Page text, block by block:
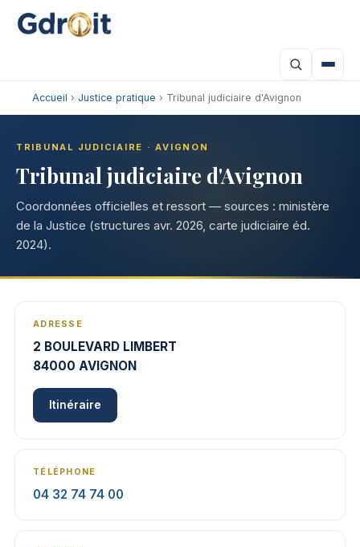
Accueil › Justice pratique › Tribunal judiciaire d'Avignon
TRIBUNAL JUDICIAIRE · AVIGNON
Tribunal judiciaire d'Avignon
Coordonnées officielles et ressort — sources : ministère
de la Justice (structures avr. 2026, carte judiciaire éd.
2024).
ADRESSE
2 BOULEVARD LIMBERT
84000 AVIGNON
Itinéraire
TÉLÉPHONE
04 32 74 74 00